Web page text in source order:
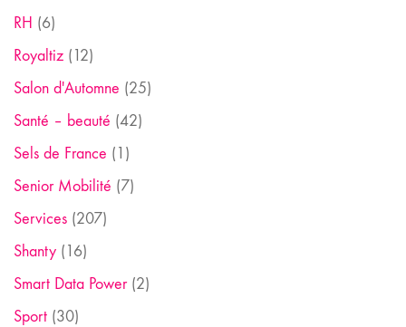
RH (6)
Royaltiz (12)
Salon d'Automne (25)
Santé – beauté (42)
Sels de France (1)
Senior Mobilité (7)
Services (207)
Shanty (16)
Smart Data Power(2)
Sport (30)